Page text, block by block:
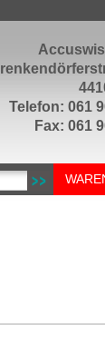
Telefon: 061
Fax: 061